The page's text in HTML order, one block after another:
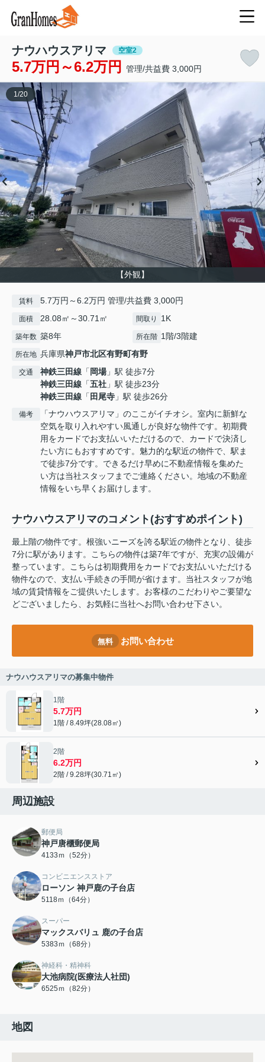
ナウハウスアリマ 空室2
5.7万円～6.2万円 管理/共益費 3,000円
【外観】
1 /20
賃料 5.7万円～6.2万円 管理/共益費 3,000円
面積 28.08㎡～30.71㎡ 間取り 1K
築年数 築8年 所在階 1階/3階建
所在地 兵庫県神戸市北区有野町有野
交通 神鉄三田線 「 岡場」駅 徒歩7分
神鉄三田線 「五社 」駅 徒歩23分
神鉄三田線 「 田尾寺 」駅 徒歩26分
備考
「ナウハウスアリマ」のここがイチオシ。室内に新鮮な
空気を取り入れやすい風通しが良好な物件です。初期費
用をカードでお支払いいただけるので、カードで決済し
たい方にもおすすめです。魅力的な駅近の物件で、駅ま
で徒歩7分です。できるだけ早めに不動産情報を集めた
い方は当社スタッフまでご連絡ください。地域の不動産
情報をいち早くお届けします。
ナウハウスアリマのコメント(おすすめポイント)
最上階の物件です。根強いニーズを誇る駅近の物件となり、徒歩
7分に駅があります。こちらの物件は築7年ですが、充実の設備が
整っています。こちらは初期費用をカードでお支払いいただける
物件なので、支払い手続きの手間が省けます。当社スタッフが地
域の賃貸情報をご提供いたします。お客様のこだわりやご要望な
どございましたら、お気軽に当社へお問い合わせ下さい。
無料 お問い合わせ
ナウハウスアリマの募集中物件
1階
5.7万円
1階 / 8.49坪(28.08㎡)
2階
6.2万円
2階 / 9.28坪(30.71㎡)
周辺施設
郵便局
神戸唐櫃郵便局
4133ｍ（52分）
コンビニエンスストア
ローソン 神戸鹿の子台店
5118ｍ（64分）
スーパー
マックスバリュ 鹿の子台店
5383ｍ（68分）
神経科・精神科
大池病院(医療法人社団)
6525ｍ（82分）
地図